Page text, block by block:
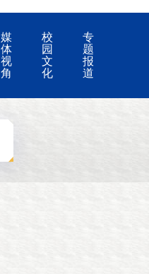
媒
体
视
角
校
园
文
化
专
题
报
道